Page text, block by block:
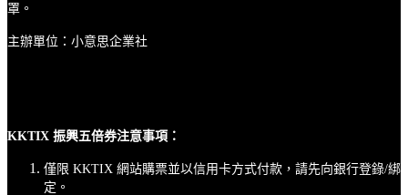
罩。
主辦單位：小意思企業社
KKTIX 振興五倍券注意事項：
僅限 KKTIX 網站購票並以信用卡方式付款，請先向銀行登錄/綁
定。